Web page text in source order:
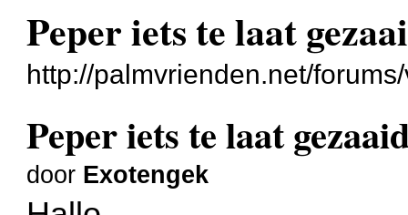
Peper iets te laat
http://palmvrienden.net/
Peper iets te laat
door Exotengek